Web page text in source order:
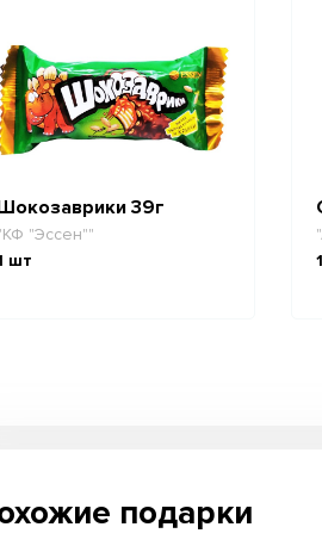
39г
"Эссен""
шт
1
подарки